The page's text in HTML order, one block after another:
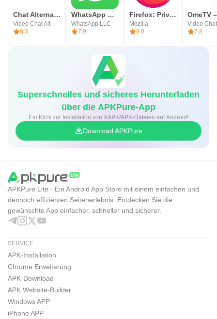
Chat Alternative — android app
Video Chat Alt
8.3
WhatsApp Business
WhatsApp LLC
7.9
Firefox: Privater Browser
Mozilla
9.0
7.8
Superschnelles und sicheres Herunterladen
über die APKPure-App
Ein Klick zur Installation von XAPK/APK-Dateien auf Android!
Download APKPure
APKPure Lite - Ein Android App Store mit einem einfachen und
dennoch effizienten Seitenerlebnis. Entdecken Sie die
gewünschte App einfacher, schneller und sicherer.
SERVICE
APK-Installation
Chrome Erweiterung
APK-Download
APK Website-Builder
Windows APP
iPhone APP